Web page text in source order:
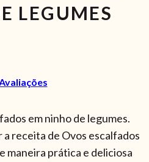
LEGUMES
em ninho de legumes.
receita de Ovos escalfados
maneira prática e deliciosa